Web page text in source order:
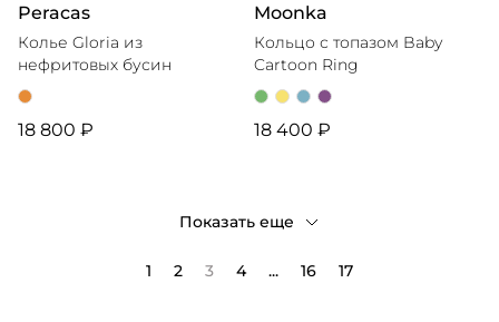
Peracas
Колье Gloria из
нефритовых бусин
18 800 ₽
Moonka
Кольцо с топазом Baby
Cartoon Ring
18 400 ₽
Показать еще
1 2 3 4 ... 16 17